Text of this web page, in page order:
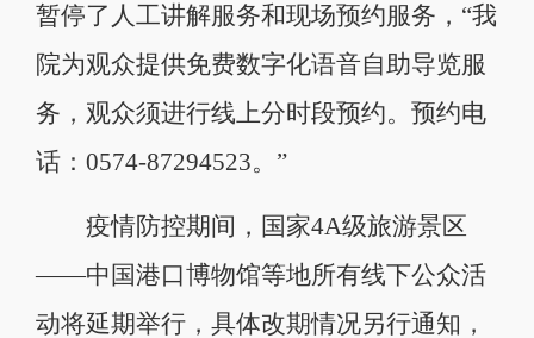
暂停了人工讲解服务和现场预约服务，“我
院为观众提供免费数字化语音自助导览服
务，观众须进行线上分时段预约。预约电
话：0574-87294523。”
疫情防控期间，国家4A级旅游景区
——中国港口博物馆等地所有线下公众活
动将延期举行，具体改期情况另行通知，